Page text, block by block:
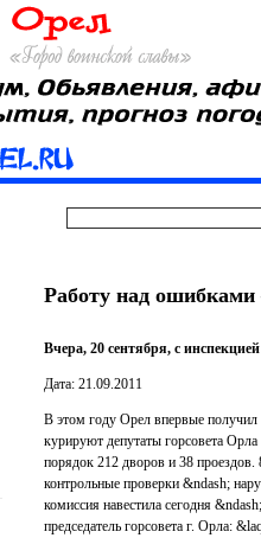
Работу над ошибками
Вчера, 20 сентября, с
Дата: 21.09.2011
В этом году Орел впервые получил
курируют депутаты горсовета
порядок 212 дворов и 38
контрольные проверки &ndash;
комиссия навестила сегодня
председатель горсовета г. Орла: